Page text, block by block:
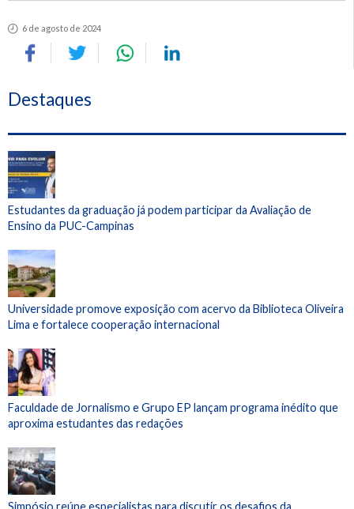
6 de agosto de 2024
Destaques
Estudantes da graduação já podem participar da Avaliação de
Ensino da PUC-Campinas
Universidade promove exposição com acervo da Biblioteca Oliveira
Lima e fortalece cooperação internacional
Faculdade de Jornalismo e Grupo EP lançam programa inédito que
aproxima estudantes das redações
Simpósio reúne especialistas para discutir os desafios da